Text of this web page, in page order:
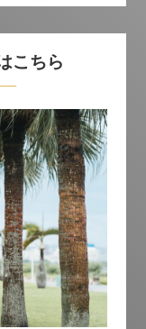
こちら